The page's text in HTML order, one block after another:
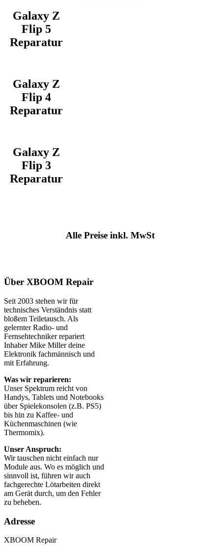
Galaxy Z
Flip 5
Reparatur
Galaxy Z
Flip 4
Reparatur
Galaxy Z
Flip 3
Reparatur
Alle Preise inkl. MwSt
Über XBOOM Repair
Seit 2003 stehen wir für
technisches Verständnis statt
bloßem Teiletausch. Als
gelernter Radio- und
Fernsehtechniker repariert
Inhaber Mike Miller deine
Elektronik fachmännisch und
mit Erfahrung.
Was wir reparieren:
Unser Spektrum reicht von
Handys, Tablets und Notebooks
über Spielekonsolen (z.B. PS5)
bis hin zu Kaffee- und
Küchenmaschinen (wie
Thermomix).
Unser Anspruch:
Wir tauschen nicht einfach nur
Module aus. Wo es möglich und
sinnvoll ist, führen wir auch
fachgerechte Lötarbeiten direkt
am Gerät durch, um den Fehler
zu beheben.
Adresse
XBOOM Repair